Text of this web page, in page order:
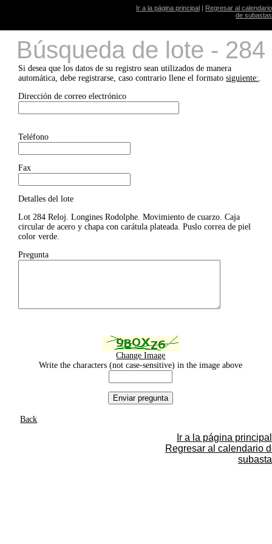
Ir a la página principal | Regresar al calendario
de subastas
Búsqueda de lote - 284
Si desea que los datos de su registro sean utilizados de manera
automática, debe registrarse, caso contrario llene el formatosiguiente:.
Dirección de correo electrónico
Teléfono
Fax
Detalles del lote
Lot 284 Reloj. Longines Rodolphe. Movimiento de cuarzo. Caja
circular de acero y chapa con carátula plateada. Puslo correa de piel
color verde.
Pregunta
Change Image
Write the characters (not case-sensitive) in the image above
Back
Ir a la página principal
Regresar al calendario